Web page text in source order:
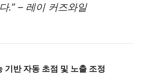
.” – 레이 커즈와일
기반 자동 초점 및 노출 조정